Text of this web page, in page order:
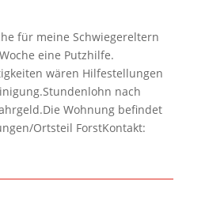
für meine Schwiegereltern
eine Putzhilfe.
wären Hilfestellungen
nach
Wohnung befindet
Ortsteil ForstKontakt: